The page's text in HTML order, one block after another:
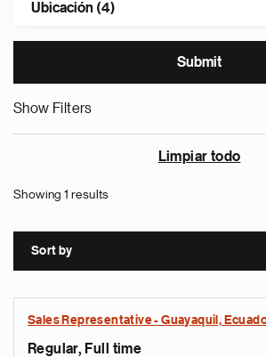
Ubicación (4)
Show Filters
Limpiar todo
Showing 1 results
Sort by
Sales Representative - Guayaquil,
Regular, Full time